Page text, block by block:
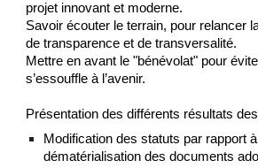
projet innovant et moderne.
Savoir écouter le terrain, pour relancer
de transparence et de transversalité.
Mettre en avant le "bénévolat" pour
s’essouffle à l’avenir.
Présentation des différents résultats
Modification des statuts par rapport
dématérialisation des documents